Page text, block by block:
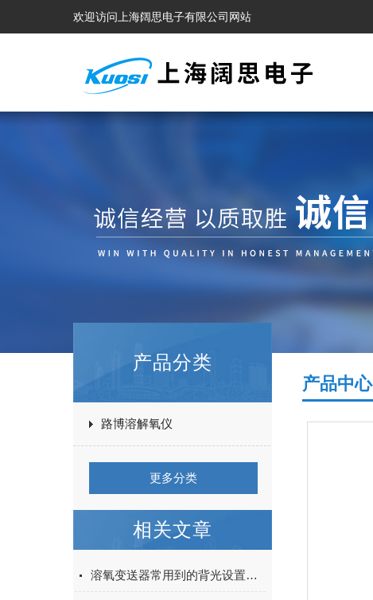
欢迎访问上海阔思电子有限公司网站
产品分类
路博溶解氧仪
更多分类
相关文章
溶氧变送器常用到的背光设置说明
产品中心